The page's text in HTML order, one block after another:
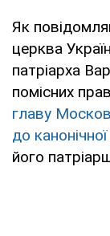
Як
церква
патріарха
помісних
главу
до
його